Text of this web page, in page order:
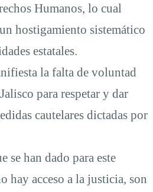
Humanos, lo cual
hostigamiento sistemático
estatales.
la falta de voluntad
para respetar y dar
cautelares dictadas por
se han dado para este
hay acceso a la justicia, son